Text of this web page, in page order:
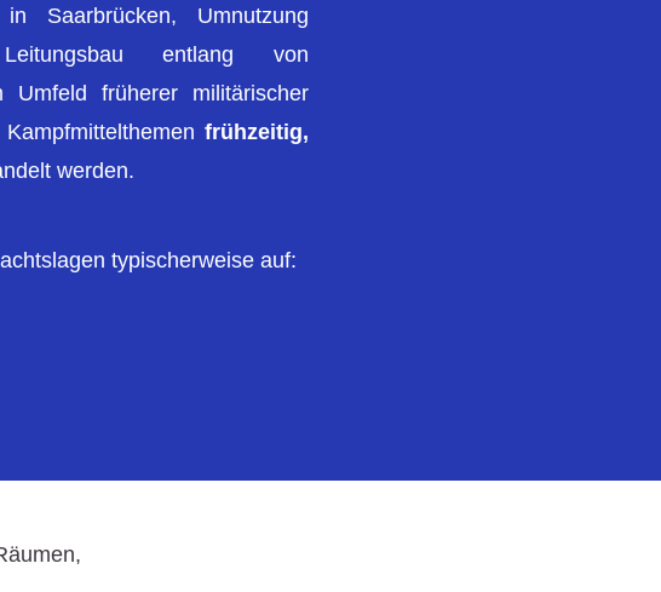
Saarbrücken, Umnutzung
entlang von
Umfeld früherer militärischer
frühzeitig,
werden.
typischerweise auf: